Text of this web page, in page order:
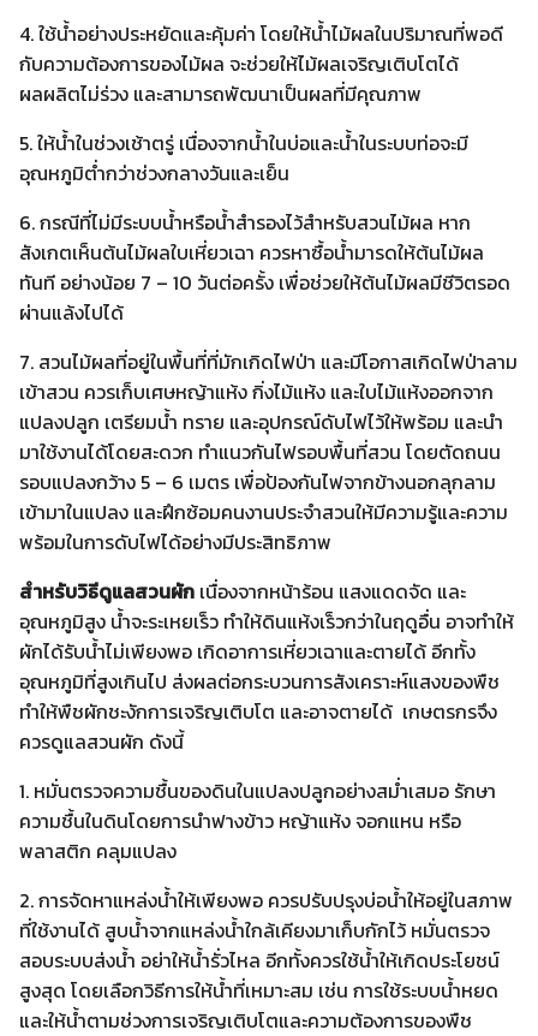
4. ใช้น้ำอย่างประหยัดและคุ้มค่า โดยให้น้ำไม้ผลในปริมาณที่พอดี
กับความต้องการของไม้ผล จะช่วยให้ไม้ผลเจริญเติบโตได้
ผลผลิตไม่ร่วง และสามารถพัฒนาเป็นผลที่มีคุณภาพ
5. ให้น้ำในช่วงเช้าตรู่ เนื่องจากน้ำในบ่อและน้ำในระบบท่อจะมี
อุณหภูมิต่ำกว่าช่วงกลางวันและเย็น
6. กรณีที่ไม่มีระบบน้ำหรือน้ำสำรองไว้สำหรับสวนไม้ผล หาก
สังเกตเห็นต้นไม้ผลใบเหี่ยวเฉา ควรหาซื้อน้ำมารดให้ต้นไม้ผล
ทันที อย่างน้อย 7 – 10 วันต่อครั้ง เพื่อช่วยให้ต้นไม้ผลมีชีวิตรอด
ผ่านแล้งไปได้
7. สวนไม้ผลที่อยู่ในพื้นที่ที่มักเกิดไฟป่า และมีโอกาสเกิดไฟป่าลาม
เข้าสวน ควรเก็บเศษหญ้าแห้ง กิ่งไม้แห้ง และใบไม้แห้งออกจาก
แปลงปลูก เตรียมน้ำ ทราย และอุปกรณ์ดับไฟไว้ให้พร้อม และนำ
มาใช้งานได้โดยสะดวก ทำแนวกันไฟรอบพื้นที่สวน โดยตัดถนน
รอบแปลงกว้าง 5 – 6 เมตร เพื่อป้องกันไฟจากข้างนอกลุกลาม
เข้ามาในแปลง และฝึกซ้อมคนงานประจำสวนให้มีความรู้และความ
พร้อมในการดับไฟได้อย่างมีประสิทธิภาพ
สำหรับวิธีดูแลสวนผัก เนื่องจากหน้าร้อน แสงแดดจัด และ
อุณหภูมิสูง น้ำจะระเหยเร็ว ทำให้ดินแห้งเร็วกว่าในฤดูอื่น อาจทำให้
ผักได้รับน้ำไม่เพียงพอ เกิดอาการเหี่ยวเฉาและตายได้ อีกทั้ง
อุณหภูมิที่สูงเกินไป ส่งผลต่อกระบวนการสังเคราะห์แสงของพืช
ทำให้พืชผักชะงักการเจริญเติบโต และอาจตายได้ เกษตรกรจึง
ควรดูแลสวนผัก ดังนี้
1. หมั่นตรวจความชื้นของดินในแปลงปลูกอย่างสม่ำเสมอ รักษา
ความชื้นในดินโดยการนำฟางข้าว หญ้าแห้ง จอกแหน หรือ
พลาสติก คลุมแปลง
2. การจัดหาแหล่งน้ำให้เพียงพอ ควรปรับปรุงบ่อน้ำให้อยู่ในสภาพ
ที่ใช้งานได้ สูบน้ำจากแหล่งน้ำใกล้เคียงมาเก็บกักไว้ หมั่นตรวจ
สอบระบบส่งน้ำ อย่าให้น้ำรั่วไหล อีกทั้งควรใช้น้ำให้เกิดประโยชน์
สูงสุด โดยเลือกวิธีการให้น้ำที่เหมาะสม เช่น การใช้ระบบน้ำหยด
และให้น้ำตามช่วงการเจริญเติบโตและความต้องการของพืช